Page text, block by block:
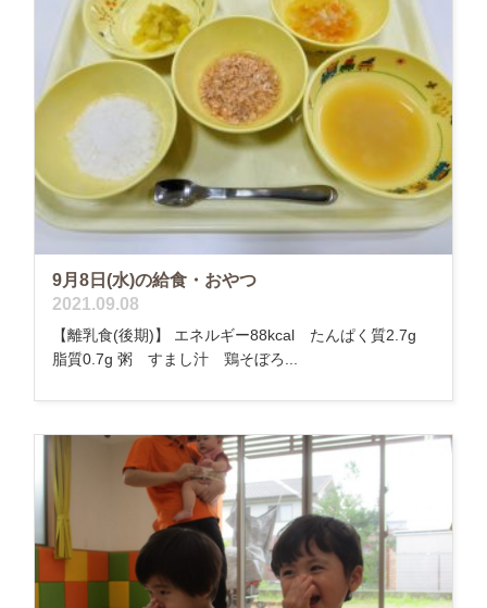
9月8日(水)の給食・おやつ
2021.09.08
【離乳食(後期)】 エネルギー88kcal たんぱく質2.7g
脂質0.7g 粥 すまし汁 鶏そぼろ...